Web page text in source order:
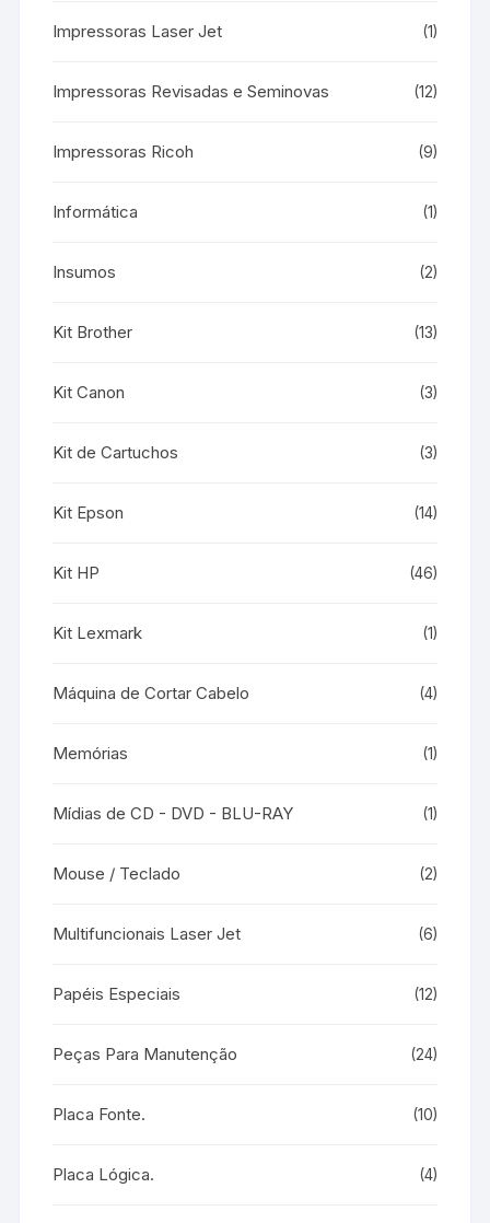
Impressoras Laser Jet (1)
Impressoras Revisadas e Seminovas (12)
Impressoras Ricoh (9)
Informática (1)
Insumos (2)
Kit Brother (13)
Kit Canon (3)
Kit de Cartuchos (3)
Kit Epson (14)
Kit HP (46)
Kit Lexmark (1)
Máquina de Cortar Cabelo (4)
Memórias (1)
Mídias de CD - DVD - BLU-RAY (1)
Mouse / Teclado (2)
Multifuncionais Laser Jet (6)
Papéis Especiais (12)
Peças Para Manutenção (24)
Placa Fonte. (10)
Placa Lógica. (4)